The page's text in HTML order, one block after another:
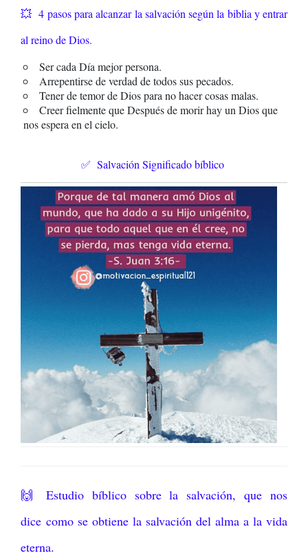
💥 4 pasos para alcanzar la salvación según la biblia y entrar
al reino de Dios.
Ser cada Día mejor persona.
Arrepentirse de verdad de todos sus pecados.
Tener de temor de Dios para no hacer cosas malas.
Creer fielmente que Después de morir hay un Dios que
nos espera en el cielo.
✅ Salvación Significado bíblico
🙌 Estudio bíblico sobre la salvación, que nos
dice como se obtiene la salvación del alma a la vida
eterna.